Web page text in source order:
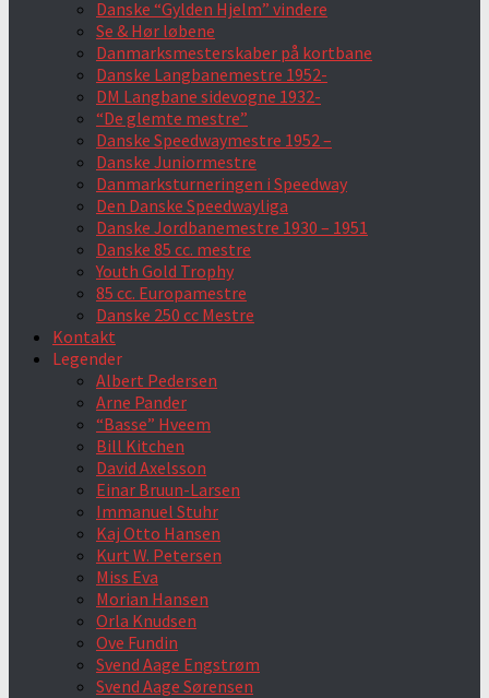
Danske “Gylden Hjelm” vindere
Se & Hør løbene
Danmarksmesterskaber på kortbane
Danske Langbanemestre 1952-
DM Langbane sidevogne 1932-
“De glemte mestre”
Danske Speedwaymestre 1952 –
Danske Juniormestre
Danmarksturneringen i Speedway
Den Danske Speedwayliga
Danske Jordbanemestre 1930 – 1951
Danske 85 cc. mestre
Youth Gold Trophy
85 cc. Europamestre
Danske 250 cc Mestre
Kontakt
Legender
Albert Pedersen
Arne Pander
“Basse” Hveem
Bill Kitchen
David Axelsson
Einar Bruun-Larsen
Immanuel Stuhr
Kaj Otto Hansen
Kurt W. Petersen
Miss Eva
Morian Hansen
Orla Knudsen
Ove Fundin
Svend Aage Engstrøm
Svend Aage Sørensen